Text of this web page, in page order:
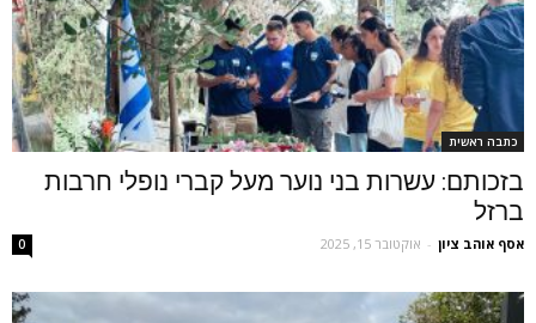
כתבה ראשית
בזכותם: עשרות בני נוער מעל קברי נופלי חרבות
ברזל
אסף אוהב ציון - אוקטובר 15, 2025 0